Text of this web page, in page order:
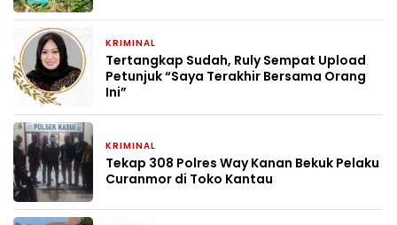
KRIMINAL
Tertangkap Sudah, Ruly Sempat Upload
Petunjuk “Saya Terakhir Bersama Orang
Ini”
KRIMINAL
Tekap 308 Polres Way Kanan Bekuk Pelaku
Curanmor di Toko Kantau